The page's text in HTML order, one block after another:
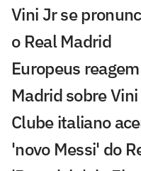
Vini Jr se
o Real Madrid
Europeus
Madrid sobre
Clube italiano
'novo Messi' do